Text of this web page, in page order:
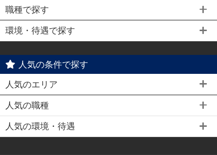
職種で探す
環境・待遇で探す
人気の条件で探す
人気のエリア
人気の職種
人気の環境・待遇